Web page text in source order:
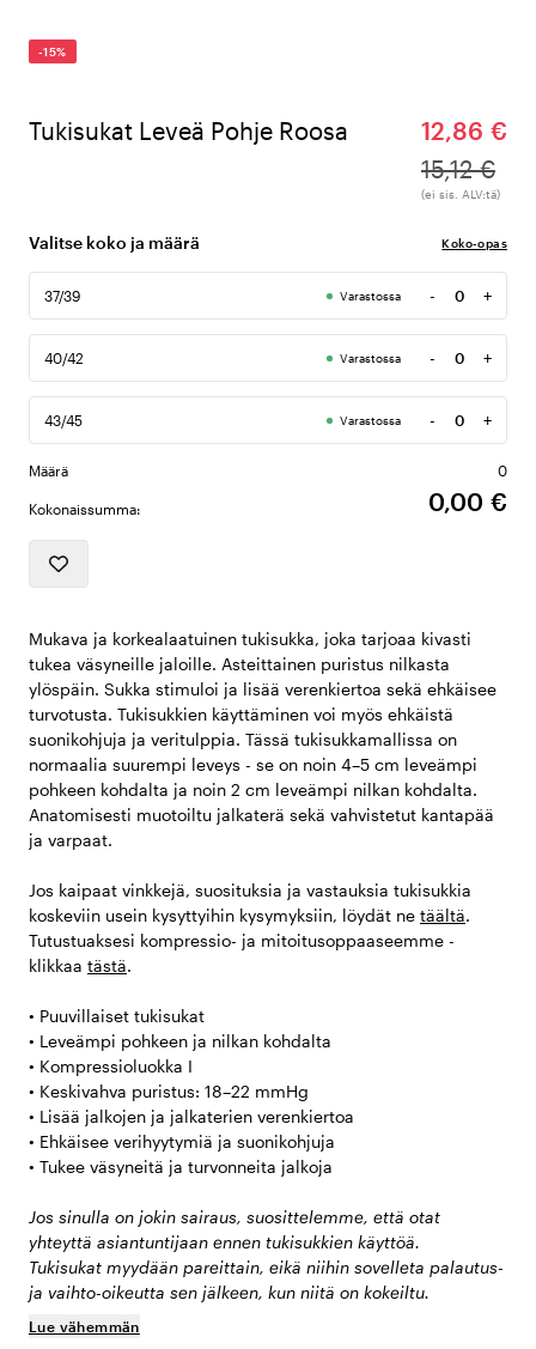
-15%
Tukisukat Leveä Pohje Roosa
12,86 €
15,12 €
(ei sis. ALV:tä)
Valitse koko ja määrä Koko-opas
37/39 Varastossa -
Määrä
+
40/42 Varastossa -
Määrä
+
43/45 Varastossa -
Määrä
+
Määrä 0
Kokonaissumma: 0,00 €
Mukava ja korkealaatuinen tukisukka, joka tarjoaa kivasti
tukea väsyneille jaloille. Asteittainen puristus nilkasta
ylöspäin. Sukka stimuloi ja lisää verenkiertoa sekä ehkäisee
turvotusta. Tukisukkien käyttäminen voi myös ehkäistä
suonikohjuja ja veritulppia. Tässä tukisukkamallissa on
normaalia suurempi leveys - se on noin 4–5 cm leveämpi
pohkeen kohdalta ja noin 2 cm leveämpi nilkan kohdalta.
Anatomisesti muotoiltu jalkaterä sekä vahvistetut kantapää
ja varpaat.
Jos kaipaat vinkkejä, suosituksia ja vastauksia tukisukkia
koskeviin usein kysyttyihin kysymyksiin, löydät ne täältä.
Tutustuaksesi kompressio- ja mitoitusoppaaseemme -
klikkaa tästä.
• Puuvillaiset tukisukat
• Leveämpi pohkeen ja nilkan kohdalta
• Kompressioluokka I
• Keskivahva puristus: 18–22 mmHg
• Lisää jalkojen ja jalkaterien verenkiertoa
• Ehkäisee verihyytymiä ja suonikohjuja
• Tukee väsyneitä ja turvonneita jalkoja
Jos sinulla on jokin sairaus, suosittelemme, että otat
yhteyttä asiantuntijaan ennen tukisukkien käyttöä.
Tukisukat myydään pareittain, eikä niihin sovelleta palautus-
ja vaihto-oikeutta sen jälkeen, kun niitä on kokeiltu.
Lue vähemmän